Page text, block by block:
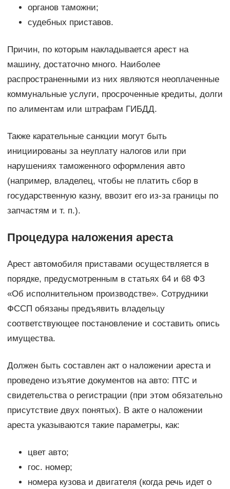
органов таможни;
судебных приставов.
Причин, по которым накладывается арест на
машину, достаточно много. Наиболее
распространенными из них являются неоплаченные
коммунальные услуги, просроченные кредиты, долги
по алиментам или штрафам ГИБДД.
Также карательные санкции могут быть
инициированы за неуплату налогов или при
нарушениях таможенного оформления авто
(например, владелец, чтобы не платить сбор в
государственную казну, ввозит его из-за границы по
запчастям и т. п.).
Процедура наложения ареста
Арест автомобиля приставами осуществляется в
порядке, предусмотренным в статьях 64 и 68 ФЗ
«Об исполнительном производстве». Сотрудники
ФССП обязаны предъявить владельцу
соответствующее постановление и составить опись
имущества.
Должен быть составлен акт о наложении ареста и
проведено изъятие документов на авто: ПТС и
свидетельства о регистрации (при этом обязательно
присутствие двух понятых). В акте о наложении
ареста указываются такие параметры, как:
цвет авто;
гос. номер;
номера кузова и двигателя (когда речь идет о